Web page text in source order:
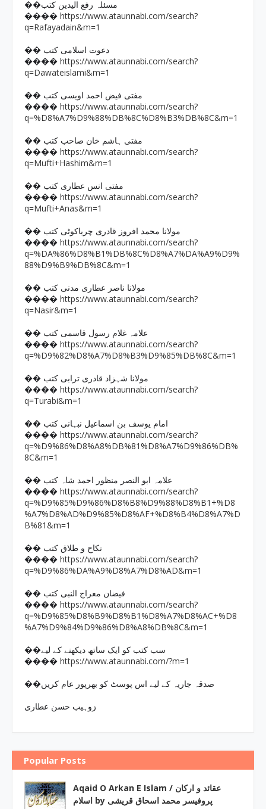
��مسئلہ رفع الیدین کتب
���� https://www.ataunnabi.com/search?
q=Rafayadain&m=1
�� دعوت اسلامی کتب
���� https://www.ataunnabi.com/search?
q=Dawateislami&m=1
�� مفتی فیض احمد اویسی کتب
���� https://www.ataunnabi.com/search?
q=%D8%A7%D9%88%DB%8C%D8%B3%DB%8C&m=1
�� مفتی ہاشم خان صاحب کتب
���� https://www.ataunnabi.com/search?
q=Mufti+Hashim&m=1
�� مفتی انس عطاری کتب
���� https://www.ataunnabi.com/search?
q=Mufti+Anas&m=1
�� مولانا محمد افروز قادری چریاکوٹی کتب
���� https://www.ataunnabi.com/search?
q=%DA%86%D8%B1%DB%8C%D8%A7%DA%A9%D9%
88%D9%B9%DB%8C&m=1
�� مولانا ناصر عطاری مدنی کتب
���� https://www.ataunnabi.com/search?
q=Nasir&m=1
�� علامہ غلام رسول قاسمی کتب
���� https://www.ataunnabi.com/search?
q=%D9%82%D8%A7%D8%B3%D9%85%DB%8C&m=1
�� مولانا شہزاد قادری ترابی کتب
���� https://www.ataunnabi.com/search?
q=Turabi&m=1
�� امام یوسف بن اسماعیل نبہانی کتب
���� https://www.ataunnabi.com/search?
q=%D9%86%D8%A8%DB%81%D8%A7%D9%86%DB%
8C&m=1
�� علامہ ابو النصر منظور احمد شاہ کتب
���� https://www.ataunnabi.com/search?
q=%D9%85%D9%86%D8%B8%D9%88%D8%B1+%D8
%A7%D8%AD%D9%85%D8%AF+%D8%B4%D8%A7%D
B%81&m=1
�� نکاح و طلاق کتب
���� https://www.ataunnabi.com/search?
q=%D9%86%DA%A9%D8%A7%D8%AD&m=1
�� فیضان معراج النبی کتب
���� https://www.ataunnabi.com/search?
q=%D9%85%D8%B9%D8%B1%D8%A7%D8%AC+%D8
%A7%D9%84%D9%86%D8%A8%DB%8C&m=1
��سب کتب کو ایک ساتھ دیکھنے کے لیے
���� https://www.ataunnabi.com/?m=1
��صدقہ جاریہ کے لیے اس پوسٹ کو بھرپور عام کریں
زوہیب حسن عطاری
Popular Posts
Aqaid O Arkan E Islam / عقائد و ارکان
اسلام by پروفیسر محمد اسحاق قریشی